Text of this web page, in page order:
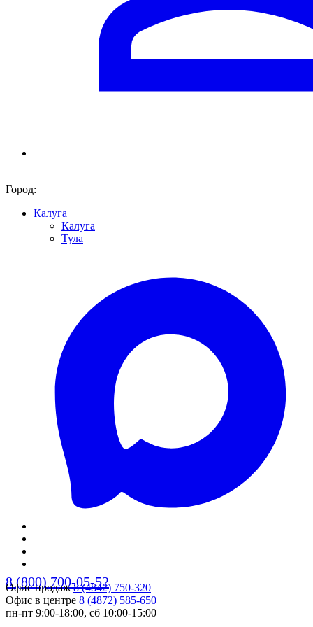
Город:
Калуга
Калуга
Тула
8 (800) 700-05-52
Офис продаж8 (4842) 750-320
Офис в центре 8 (4872) 585-650
пн-пт 9:00-18:00, сб 10:00-15:00